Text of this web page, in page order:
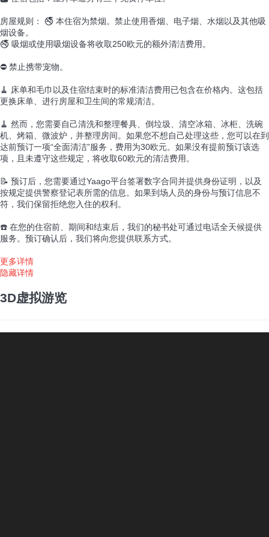
房屋规则： 🚭 本住宿为禁烟。禁止使用香烟、电子烟、水烟以及其他吸
烟设备。
🚭 吸烟或使用吸烟设备将收取250欧元的额外清洁费用。
⛔ 禁止携带宠物。
🧹 床单和毛巾以及住宿结束时的标准清洁费用已包含在价格内。这包括
更换床单、进行房屋和卫生间的常规清洁。
🧹 然而，您需要自己清洗和整理餐具、倒垃圾、清空冰箱、冰柜、洗碗
机、烤箱、微波炉，并整理房间。如果您不想自己处理这些，您可以在到
达前预订一项“全面清洁”服务，费用为30欧元。如果没有提前预订该选
项，且未遵守这些规定，将收取60欧元的清洁费用。
📝 预订后，您需要通过Yaago平台签署数字合同并提供身份证明，以及
按规定提供警察登记表所需的信息。如果到场人员的身份与预订信息不
符，我们保留拒绝您入住的权利。
☎️ 在您的住宿前、期间和结束后，我们的秘书处可通过电话全天候提供
服务。预订确认后，我们将向您提供联系方式。
更多详情
隐藏详情
3D虚拟游览